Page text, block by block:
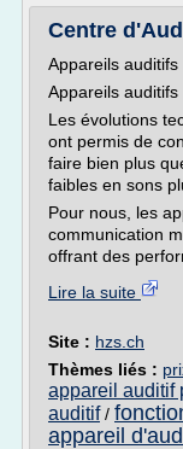
Centre
Appareils auditifs
Appareils auditifs
Les évolutions
ont permis de
faire bien plus
faibles en sons
Pour nous, les
communication
offrant des
Lire la suite
Site : hzs.ch
Thèmes liés :
appareil auditif
auditif/
appareil